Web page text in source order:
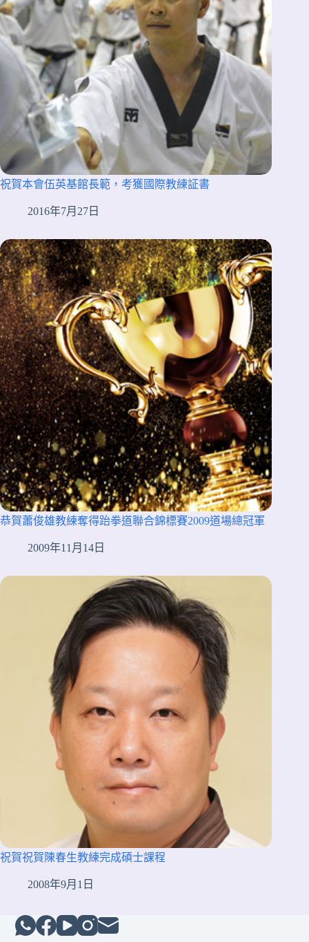
祝賀本會伍英基館長範，考獲國際教練証書
2016年7月27日
恭賀蕭俊雄教練奪得跆拳道聯合錦標賽2009道場總冠軍
2009年11月14日
祝賀祝賀陳春生教練完成碩士課程
2008年9月1日